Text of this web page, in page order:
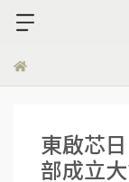
東啟芯
部成立